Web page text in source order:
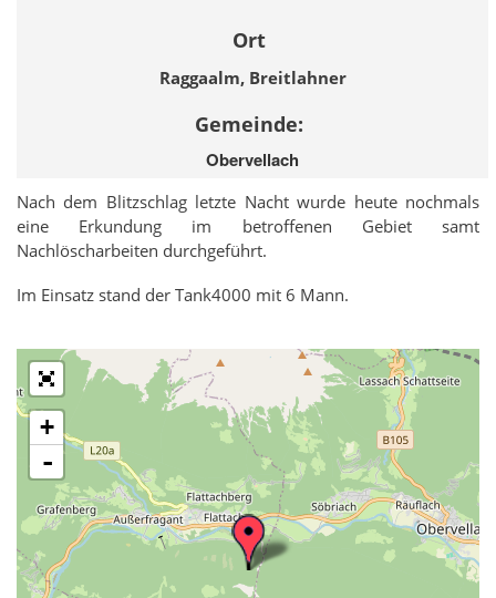
Ort
Raggaalm, Breitlahner
Gemeinde:
Obervellach
Nach dem Blitzschlag letzte Nacht wurde heute nochmals
eine Erkundung im betroffenen Gebiet samt
Nachlöscharbeiten durchgeführt.
Im Einsatz stand der Tank4000 mit 6 Mann.
+
-